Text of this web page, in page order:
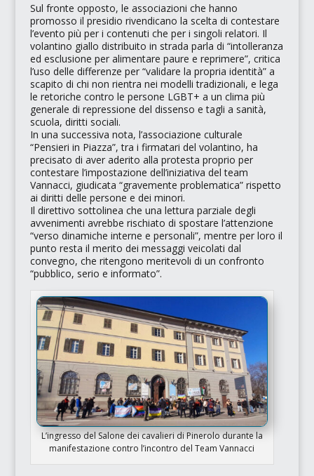
Sul fronte opposto, le associazioni che hanno
promosso il presidio rivendicano la scelta di contestare
l’evento più per i contenuti che per i singoli relatori. Il
volantino giallo distribuito in strada parla di “intolleranza
ed esclusione per alimentare paure e reprimere”, critica
l’uso delle differenze per “validare la propria identità”a
scapito di chi non rientra nei modelli tradizionali, e lega
le retoriche contro le persone LGBT+ a un clima più
generale di repressione del dissenso e tagli a sanità,
scuola, diritti sociali.
In una successiva nota, l’associazione culturale
“Pensieri in Piazza”, tra i firmatari del volantino, ha
precisato di aver aderito alla protesta proprio per
contestare l’impostazione dell’iniziativa delteam
Vannacci, giudicata “gravemente problematica”rispetto
ai diritti delle persone e dei minori.
Il direttivo sottolinea che una lettura parziale degli
avvenimenti avrebbe rischiato di spostare l’attenzione
“verso dinamiche interne e personali”, mentre per loro il
punto resta il merito dei messaggi veicolati dal
convegno, che ritengono meritevoli di un confronto
“pubblico, serio e informato”.
L’ingresso del Salone dei cavalieri di Pinerolo durante la
manifestazione contro l’incontro del Team Vannacci